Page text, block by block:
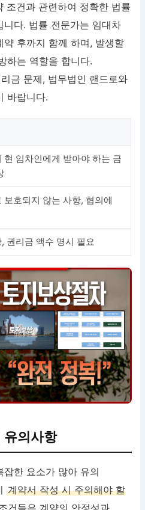
조건과 관련하여 정확한 법률
다. 법률 전문가는 임대차
후까지 함께 하며, 발생할
하는 역할을 합니다.
금 문제, 법무법인 랜드로와
바랍니다.
현 임차인에게 받아야 하는 금
보호되지 않는 사항, 협의에
권리금 액수 명시 필요
유의사항
한 요소가 많아 유의
계약서 작성 시 주의해야 할